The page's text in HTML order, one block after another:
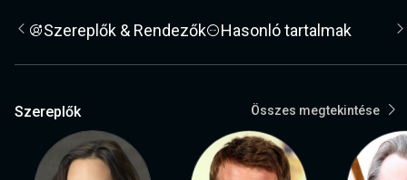
Szereplők & Rendezők Hasonló tartalmak
Szereplők Összes megtekintése